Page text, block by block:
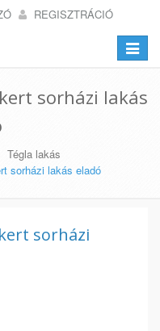
REGISZTRÁCIÓ
Toggle
sorházi lakás
Tégla lakás
sorházi lakás eladó
sorházi